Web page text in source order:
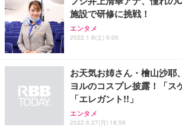
施設で研修に挑戦！
エンタメ
2022.1.8(土) 6:00
お天気お姉さん・檜山沙耶
ヨルのコスプレ披露！「ス
「エレガント!!」
エンタメ
2022.6.27(月) 18:59